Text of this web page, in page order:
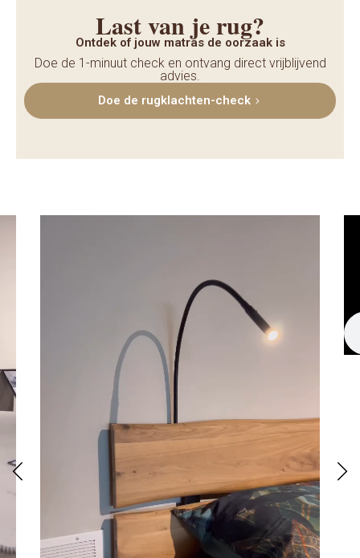
Last van je rug?
Ontdek of jouw matras de oorzaak is
Doe de 1-minuut check en ontvang direct vrijblijvend
advies.
Doe de rugklachten-check